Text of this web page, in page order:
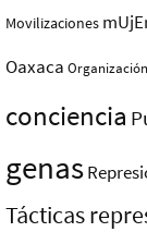
Movilizaciones
Oaxaca Organización
conciencia
genas
Tácticas